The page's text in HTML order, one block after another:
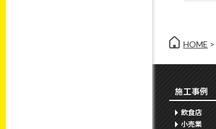
HOME >
施工事例
飲食店
小売業